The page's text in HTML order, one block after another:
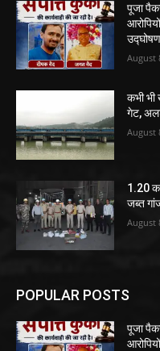
पूजा
August
कभी भी
गेट,
August
1.20
जब्त
August
POPULAR POSTS
पूजा